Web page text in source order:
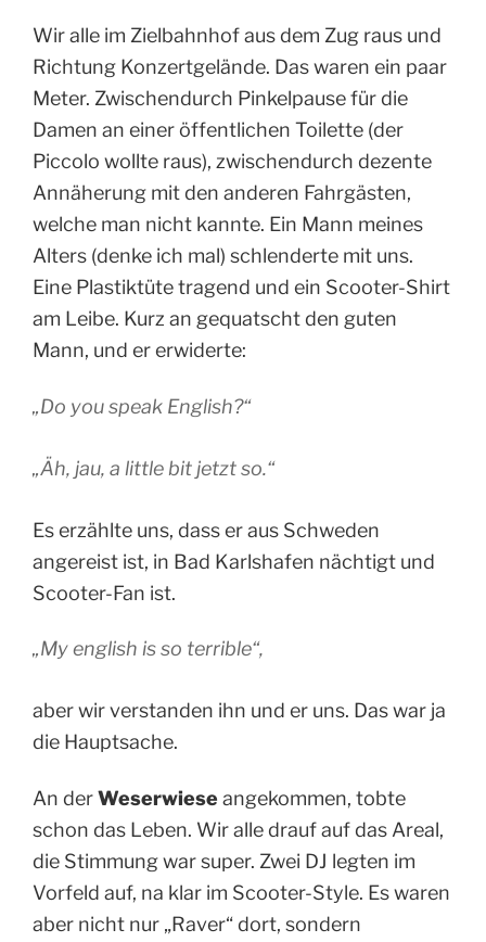
Wir alle im Zielbahnhof aus dem Zug raus und
Richtung Konzertgelände. Das waren ein paar
Meter. Zwischendurch Pinkelpause für die
Damen an einer öffentlichen Toilette (der
Piccolo wollte raus), zwischendurch dezente
Annäherung mit den anderen Fahrgästen,
welche man nicht kannte. Ein Mann meines
Alters (denke ich mal) schlenderte mit uns.
Eine Plastiktüte tragend und ein Scooter-Shirt
am Leibe. Kurz an gequatscht den guten
Mann, und er erwiderte:
„Do you speak English?“
„Äh, jau, a little bit jetzt so.“
Es erzählte uns, dass er aus Schweden
angereist ist, in Bad Karlshafen nächtigt und
Scooter-Fan ist.
„My english is so terrible“,
aber wir verstanden ihn und er uns. Das war ja
die Hauptsache.
An derWeserwiese angekommen, tobte
schon das Leben. Wir alle drauf auf das Areal,
die Stimmung war super. Zwei DJ legten im
Vorfeld auf, na klar im Scooter-Style. Es waren
aber nicht nur „Raver“ dort, sondern